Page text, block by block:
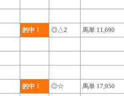
的中！ ◎△2
馬単 11,690
的中！ ◎☆ 馬単 17,950